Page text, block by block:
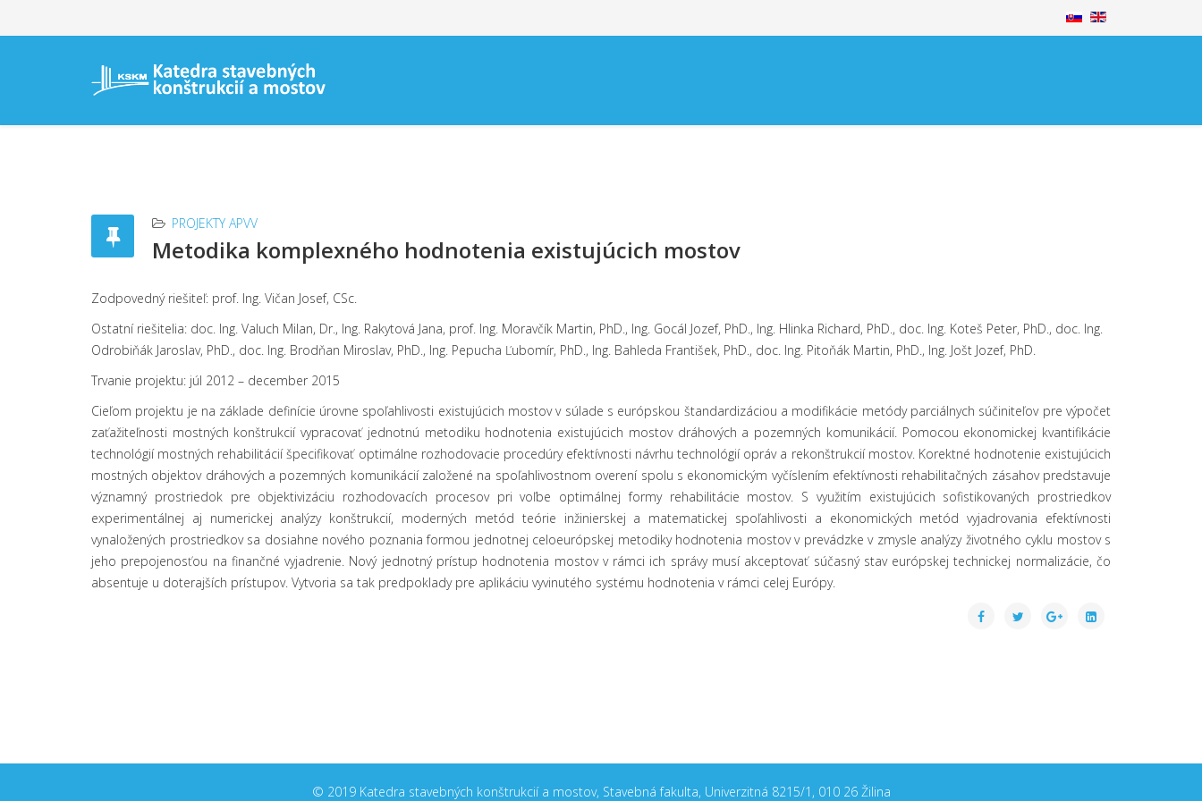
PROJEKTY APVV
Metodika komplexného hodnotenia existujúcich mostov
Zodpovedný riešiteľ: prof. Ing. Vičan Josef, CSc.
Ostatní riešitelia: doc. Ing. Valuch Milan, Dr., Ing. Rakytová Jana, prof. Ing. Moravčík Martin, PhD., Ing. Gocál Jozef, PhD., Ing. Hlinka Richard, PhD., doc. Ing. Koteš Peter, PhD., doc. Ing.
Odrobiňák Jaroslav, PhD., doc. Ing. Brodňan Miroslav, PhD., Ing. Pepucha Ľubomír, PhD., Ing. Bahleda František, PhD., doc. Ing. Pitoňák Martin, PhD., Ing. Jošt Jozef, PhD.
Trvanie projektu: júl 2012 – december 2015
Cieľom projektu je na základe definície úrovne spoľahlivosti existujúcich mostov v súlade s európskou štandardizáciou a modifikácie metódy parciálnych súčiniteľov pre výpočet
zaťažiteľnosti mostných konštrukcií vypracovať jednotnú metodiku hodnotenia existujúcich mostov dráhových a pozemných komunikácií. Pomocou ekonomickej kvantifikácie
technológií mostných rehabilitácií špecifikovať optimálne rozhodovacie procedúry efektívnosti návrhu technológií opráv a rekonštrukcií mostov. Korektné hodnotenie existujúcich
mostných objektov dráhových a pozemných komunikácií založené na spoľahlivostnom overení spolu s ekonomickým vyčíslením efektívnosti rehabilitačných zásahov predstavuje
významný prostriedok pre objektivizáciu rozhodovacích procesov pri voľbe optimálnej formy rehabilitácie mostov. S využitím existujúcich sofistikovaných prostriedkov
experimentálnej aj numerickej analýzy konštrukcií, moderných metód teórie inžinierskej a matematickej spoľahlivosti a ekonomických metód vyjadrovania efektívnosti
vynaložených prostriedkov sa dosiahne nového poznania formou jednotnej celoeurópskej metodiky hodnotenia mostov v prevádzke v zmysle analýzy životného cyklu mostov s
jeho prepojenosťou na finančné vyjadrenie. Nový jednotný prístup hodnotenia mostov v rámci ich správy musí akceptovať súčasný stav európskej technickej normalizácie, čo
absentuje u doterajších prístupov. Vytvoria sa tak predpoklady pre aplikáciu vyvinutého systému hodnotenia v rámci celej Európy.
© 2019 Katedra stavebných konštrukcií a mostov, Stavebná fakulta, Univerzitná 8215/1, 010 26 Žilina